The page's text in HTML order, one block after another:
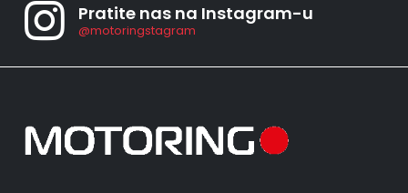
Pratite nas na Instagram-u
@motoringstagram